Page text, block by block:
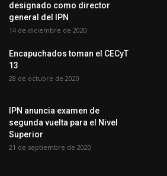
designado como director
general del IPN
14 de diciembre de 2020
Encapuchados toman el CECyT
13
28 de octubre de 2020
IPN anuncia examen de
segunda vuelta para el Nivel
Superior
21 de septiembre de 2020